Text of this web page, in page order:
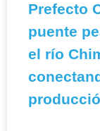
Prefecto
puente
el río